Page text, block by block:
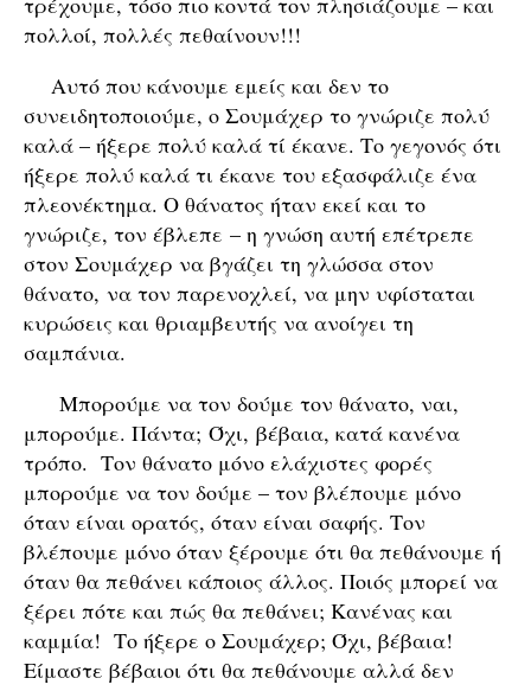
πολλοί, πολλές πεθαίνουν!!!
Αυτό που κάνουμε εμείς και δεν το
συνειδητοποιούμε, ο Σουμάχερ το γνώριζε πολύ
καλά – ήξερε πολύ καλά τί έκανε. Το γεγονός ότι
ήξερε πολύ καλά τι έκανε του εξασφάλιζε ένα
πλεονέκτημα. Ο θάνατος ήταν εκεί και το
γνώριζε, τον έβλεπε – η γνώση αυτή επέτρεπε
στον Σουμάχερ να βγάζει τη γλώσσα στον
θάνατο, να τον παρενοχλεί, να μην υφίσταται
κυρώσεις και θριαμβευτής να ανοίγει τη
σαμπάνια.
Μπορούμε να τον δούμε τον θάνατο, ναι,
μπορούμε. Πάντα; Όχι, βέβαια, κατά κανένα
τρόπο. Τον θάνατο μόνο ελάχιστες φορές
μπορούμε να τον δούμε – τον βλέπουμε μόνο
όταν είναι ορατός, όταν είναι σαφής. Τον
βλέπουμε μόνο όταν ξέρουμε ότι θα πεθάνουμε ή
όταν θα πεθάνει κάποιος άλλος. Ποιός μπορεί να
ξέρει πότε και πώς θα πεθάνει; Κανένας και
καμμία! Το ήξερε ο Σουμάχερ; Όχι, βέβαια!
Είμαστε βέβαιοι ότι θα πεθάνουμε αλλά δεν